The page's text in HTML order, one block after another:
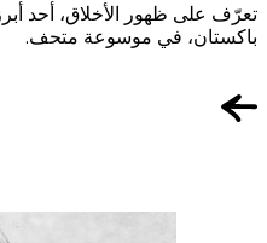
تعرّف على ظهور الأخلاق، أحد
باكستان، في موسوعة متحف.